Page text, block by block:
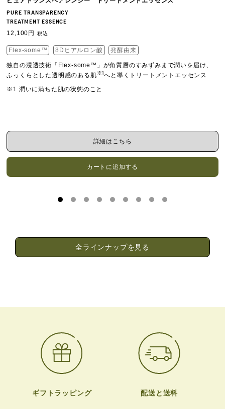
PURE TRANSPARENCY
TREATMENT ESSENCE
12,100円 税込
Flex-some™ 8Dヒアルロン酸 発酵由来
独自の浸透技術「Flex-some™」が角質層のすみずみまで潤いを届け、
ふっくらとした透明感のある肌 ※1 へと導くトリートメントエッセンス
※1 潤いに満ちた肌の状態のこと
詳細はこちら
カートに追加する
全ラインナップを見る
ギフトラッピング 配送と送料